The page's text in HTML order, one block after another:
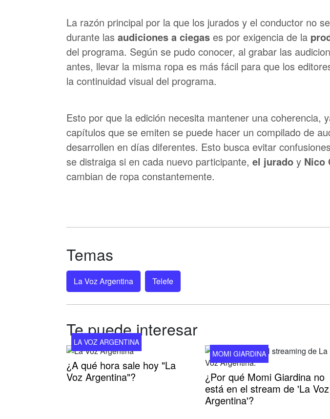
La razón principal por la que los jurados y el conductor no
durante las audiciones a ciegas es por exigencia de la
del programa. Según se pudo conocer, al grabar las
antes, llevar la misma ropa es más fácil para que los
la continuidad visual del programa.
Esto por que la edición necesita mantener una coherencia,
capítulos que se emiten se puede hacer un compilado de
desarrollen en días diferentes. Esto busca evitar
se distraiga si en cada nuevo participante, el jurado y Nico
cambian de ropa constantemente.
Temas
La Voz Argentina Telefe
Te puede interesar
LA VOZ ARGENTINA
¿A qué hora sale hoy "La
Voz Argentina"?
MOMI GIARDINA
¿Por qué Momi Giardina no
está en el stream de 'La Voz
Argentina'?